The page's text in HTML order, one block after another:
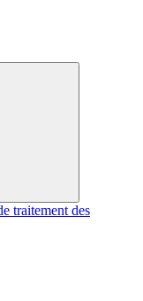
traitement des